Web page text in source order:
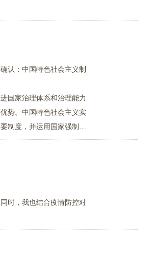
认；中国特色社会主义制
国家治理体系和治理能力
势。中国特色社会主义实
制度，并运用国家强制力
时，我也结合疫情防控对